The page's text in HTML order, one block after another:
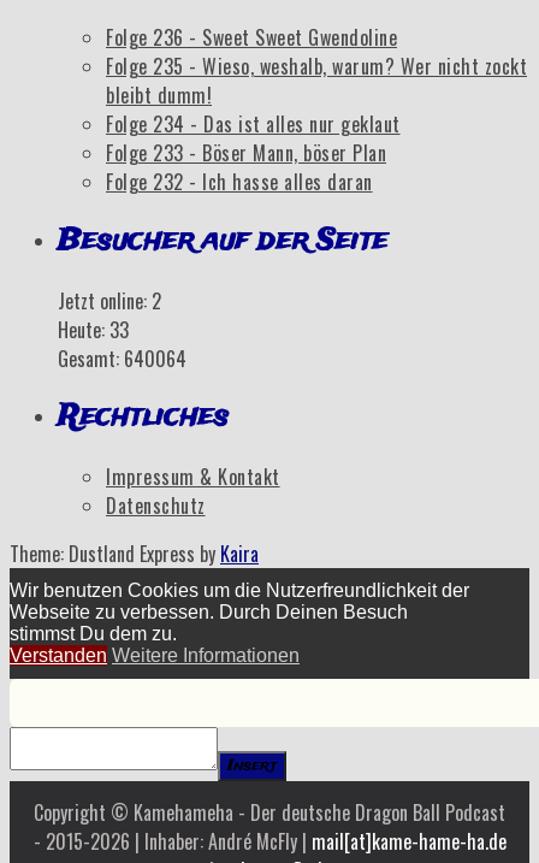
Folge 236 - Sweet Sweet Gwendoline
Folge 235 - Wieso, weshalb, warum? Wer nicht zockt
bleibt dumm!
Folge 234 - Das ist alles nur geklaut
Folge 233 - Böser Mann, böser Plan
Folge 232 - Ich hasse alles daran
Besucher auf der Seite
Jetzt online: 2
Heute: 33
Gesamt: 640064
Rechtliches
Impressum & Kontakt
Datenschutz
Theme: Dustland Express by Kaira
Wir benutzen Cookies um die Nutzerfreundlichkeit der
Webseite zu verbessen. Durch Deinen Besuch
stimmst Du dem zu.
Verstanden Weitere Informationen
Insert
Copyright © Kamehameha - Der deutsche Dragon Ball Podcast
- 2015-2026 | Inhaber: André McFly | mail[at]kame-hame-ha.de